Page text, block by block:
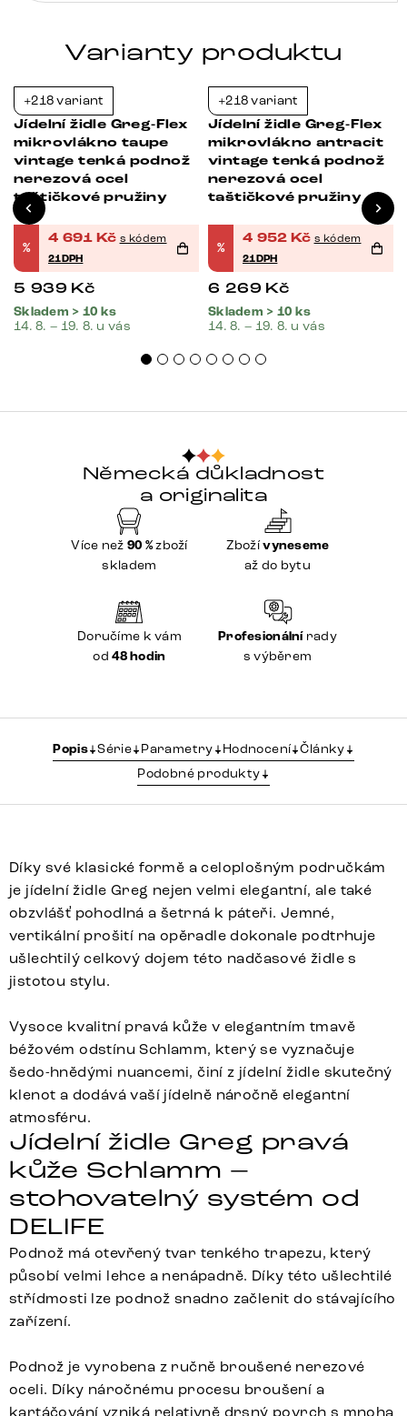
Varianty produktu
+218 variant
Jídelní židle Greg-Flex
mikrovlákno taupe
vintage tenká podnož
nerezová ocel
taštičkové pružiny
%
4 691 Kč s kódem
21DPH
5 939 Kč
Skladem > 10 ks
14. 8. – 19. 8. u vás
+218 variant
Jídelní židle Greg-Flex
mikrovlákno antracit
vintage tenká podnož
nerezová ocel
taštičkové pružiny
%
4 952 Kč s kódem
21DPH
6 269 Kč
Skladem > 10 ks
14. 8. – 19. 8. u vás
Německá důkladnost
a originalita
Více než 90 %zboží
skladem
Zbožívyneseme
až do bytu
Doručíme k vám
od48 hodin
Profesionálnírady
s výběrem
Popis Série Parametry Hodnocení Články
Podobné produkty
Díky své klasické formě a celoplošným područkám
je jídelní židle Greg nejen velmi elegantní, ale také
obzvlášť pohodlná a šetrná k páteři. Jemné,
vertikální prošití na opěradle dokonale podtrhuje
ušlechtilý celkový dojem této nadčasové židle s
jistotou stylu.
Vysoce kvalitní pravá kůže v elegantním tmavě
béžovém odstínu Schlamm, který se vyznačuje
šedo-hnědými nuancemi, činí z jídelní židle skutečný
klenot a dodává vaší jídelně náročně elegantní
atmosféru.
Jídelní židle Greg pravá
kůže Schlamm –
stohovatelný systém od
DELIFE
Podnož má otevřený tvar tenkého trapezu, který
působí velmi lehce a nenápadně. Díky této ušlechtilé
střídmosti lze podnož snadno začlenit do stávajícího
zařízení.
Podnož je vyrobena z ručně broušené nerezové
oceli. Díky náročnému procesu broušení a
kartáčování vzniká relativně drsný povrch s mnoha